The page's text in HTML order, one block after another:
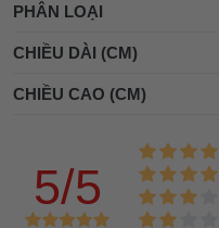
PHÂN LOẠI
CHIỀU DÀI (CM)
CHIỀU CAO (CM)
5/5